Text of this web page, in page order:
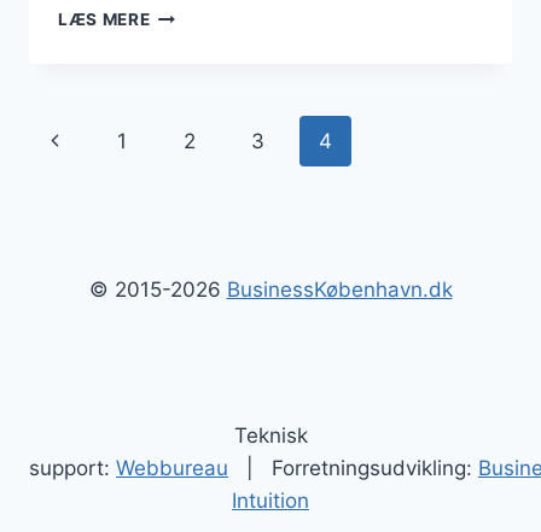
LÆS MERELANDSDÆKKENDE
Side
Forrige
1 2 3 4
© 2015-2026 BusinessKøbenhavn.dk
Teknisk
support: Webbureau | Forretningsudvikling:
Intuition